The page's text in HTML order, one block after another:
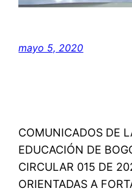
mayo 5, 2020
COMUNICADOS DE
EDUCACIÓN DE
CIRCULAR 015 DE
ORIENTADAS A